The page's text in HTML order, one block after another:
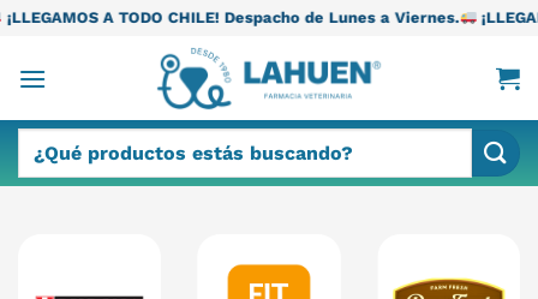
Saltar
contenido
CHILE! Despacho de Lunes a Viernes. ¡LLEGAMOS A TODO
por: